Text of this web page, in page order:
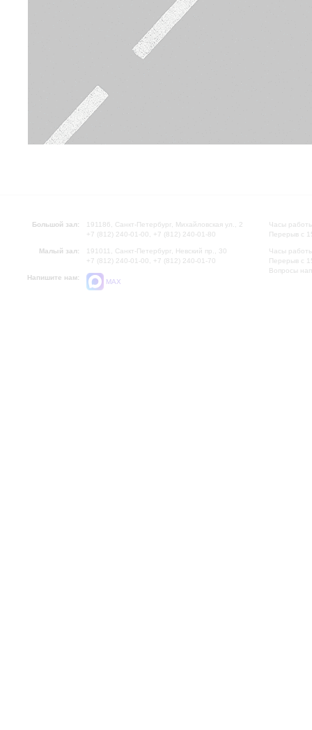
Большой зал:
191186, Санкт-Петербург, Михайловская ул., 2
+7 (812) 240-01-00, +7 (812) 240-01-80
Малый зал:
191011, Санкт-Петербург, Невский пр., 30
+7 (812) 240-01-00, +7 (812) 240-01-70
Напишите нам:
MAX
Часы
Перерыв с
Часы
Перерыв с
Вопросы